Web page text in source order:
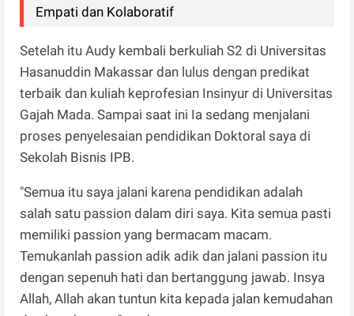
Empati dan Kolaboratif
Setelah itu Audy kembali berkuliah S2 di Universitas
Hasanuddin Makassar dan lulus dengan predikat
terbaik dan kuliah keprofesian Insinyur di Universitas
Gajah Mada. Sampai saat ini Ia sedang menjalani
proses penyelesaian pendidikan Doktoral saya di
Sekolah Bisnis IPB.
"Semua itu saya jalani karena pendidikan adalah
salah satu passion dalam diri saya. Kita semua pasti
memiliki passion yang bermacam macam.
Temukanlah passion adik adik dan jalani passion itu
dengan sepenuh hati dan bertanggung jawab. Insya
Allah, Allah akan tuntun kita kepada jalan kemudahan